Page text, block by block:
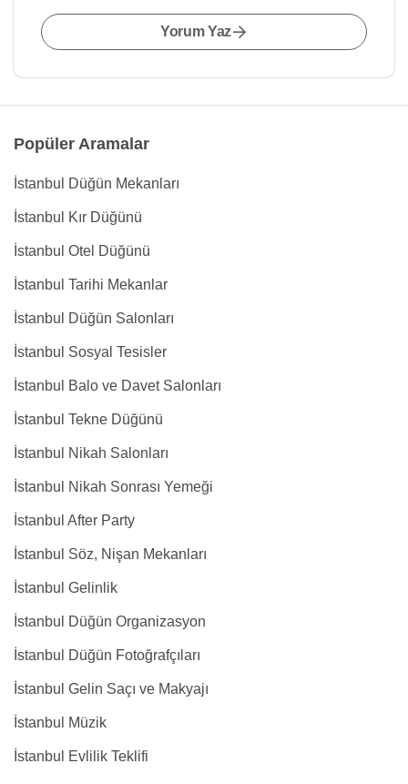
Yorum Yaz
Popüler Aramalar
İstanbul Düğün Mekanları
İstanbul Kır Düğünü
İstanbul Otel Düğünü
İstanbul Tarihi Mekanlar
İstanbul Düğün Salonları
İstanbul Sosyal Tesisler
İstanbul Balo ve Davet Salonları
İstanbul Tekne Düğünü
İstanbul Nikah Salonları
İstanbul Nikah Sonrası Yemeği
İstanbul After Party
İstanbul Söz, Nişan Mekanları
İstanbul Gelinlik
İstanbul Düğün Organizasyon
İstanbul Düğün Fotoğrafçıları
İstanbul Gelin Saçı ve Makyajı
İstanbul Müzik
İstanbul Evlilik Teklifi